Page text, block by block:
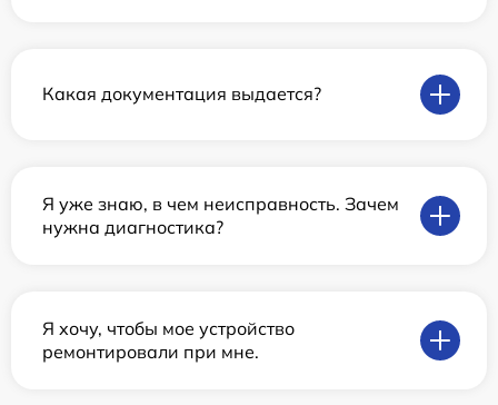
Какая документация выдается?
Я уже знаю, в чем неисправность. Зачем
нужна диагностика?
Я хочу, чтобы мое устройство
ремонтировали при мне.